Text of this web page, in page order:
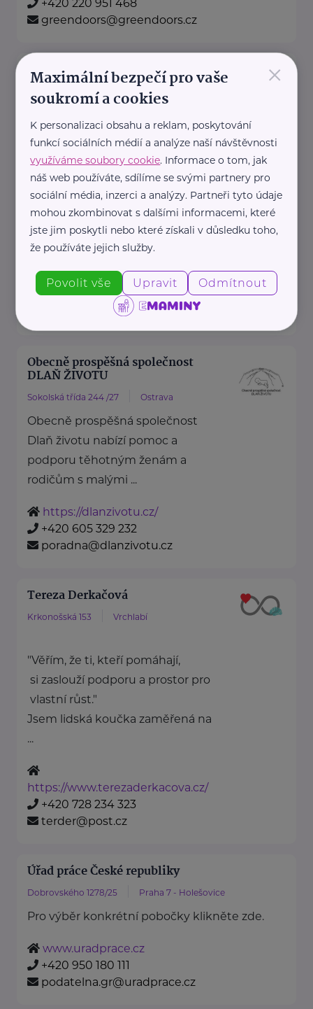
+420 220 951 468
greendoors@greendoors.cz
Klub svobodných matek z.s.
Dukelských hrdinů 34 Praha 7
"Pomáháme rodičům a jejich
dětem."
Rodinám samoživitelů z celé ČR
poskytujeme finanční, materiální,
odbornou právní ...
+420 800 995 511
info@klubsvobodnychmatek.cz
Obecně prospěšná společnost
DLAŇ ŽIVOTU
Sokolská třída 244 /27 Ostrava
Obecně prospěšná společnost
Dlaň životu nabízí pomoc a
podporu těhotným ženám a
rodičům s malými ...
https://dlanzivotu.cz/
+420 605 329 232
poradna@dlanzivotu.cz
Tereza Derkačová
Krkonošská 153 Vrchlabí
"Věřím, že ti, kteří pomáhají,
si zaslouží podporu a prostor pro
vlastní růst."
Jsem lidská koučka zaměřená na
...
https://www.terezaderkacova.cz/
+420 728 234 323
terder@post.cz
Úřad práce České republiky
Dobrovského 1278/25 Praha 7 - Holešovice
Pro výběr konkrétní pobočky klikněte zde.
www.uradprace.cz
+420 950 180 111
podatelna.gr@uradprace.cz
×
Maximální bezpečí pro vaše
soukromí a cookies
K personalizaci obsahu a reklam, poskytování
funkcí sociálních médií a analýze naší návštěvnosti
využíváme soubory cookie. Informace o tom, jak
náš web používáte, sdílíme se svými partnery pro
sociální média, inzerci a analýzy. Partneři tyto údaje
mohou zkombinovat s dalšími informacemi, které
jste jim poskytli nebo které získali v důsledku toho,
že používáte jejich služby.
Povolit vše Upravit Odmítnout